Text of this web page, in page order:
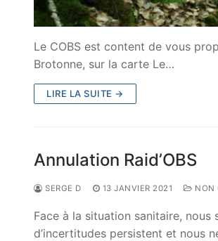
Le COBS est content de vous
Brotonne, sur la carte Le…
LIRE LA SUITE →
Annulation Raid’OBS
SERGE D 13 JANVIER 2021 NON
Face à la situation sanitaire, nous
d’incertitudes persistent et nous